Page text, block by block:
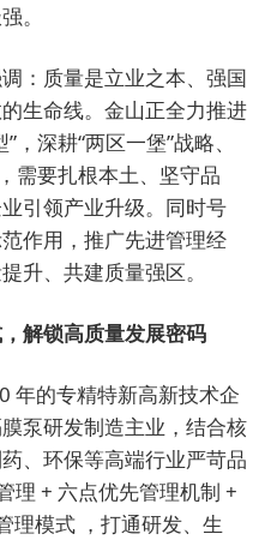
。
：质量是立业之本、强国
生命线。金山正全力推进
深耕“两区一堡”战略、
需要扎根本土、坚守品
引领产业升级。同时号
作用，推广先进管理经
升、共建质量强区。
解锁高质量发展密码
年的专精特新高新技术企
泵研发制造主业，结合核
、环保等高端行业严苛品
理 + 六点优先管理机制 +
理模式 ，打通研发、生